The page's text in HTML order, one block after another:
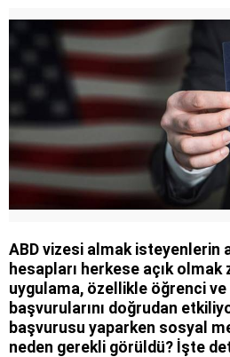
ABD vizesi almak isteyenlerin
hesapları herkese açık olmak
uygulama, özellikle öğrenci
başvurularını doğrudan
başvurusu yaparken sosyal
neden gerekli görüldü? İşte